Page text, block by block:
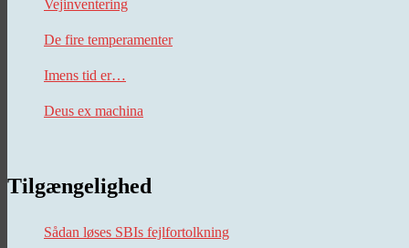
Vejinventering
De fire temperamenter
Imens tid er…
Deus ex machina
Tilgængelighed
Sådan løses SBIs fejlfortolkning